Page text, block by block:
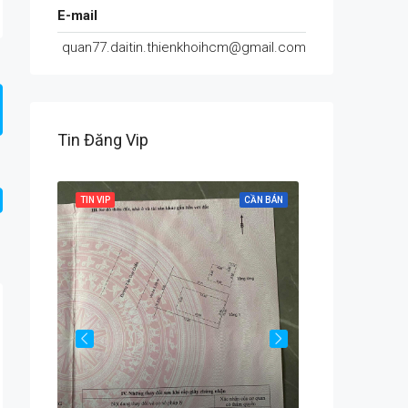
E-mail
quan77.daitin.thienkhoihcm@gmail.com
Tin Đăng Vip
CẦN BÁN
TIN VIP